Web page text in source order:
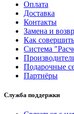
Оплата
Доставка
Контакты
Замена и
Как
Система
Подарочные
Партнёры
Служба поддержки